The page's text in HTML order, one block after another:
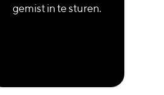
gemist in te sturen.